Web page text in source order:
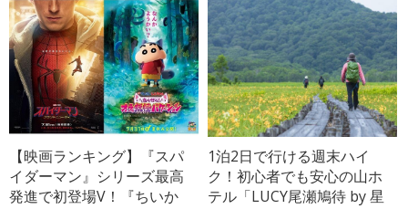
【映画ランキング】『スパ
イダーマン』シリーズ最高
発進で初登場V！『ちいか
1泊2日で行ける週末ハイ
ク！初心者でも安心の山ホ
テル「LUCY尾瀬鳩待 by 星